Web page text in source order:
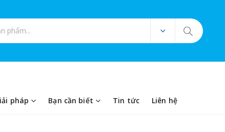
pháp Bạn cần biết Tin tức Liên hệ